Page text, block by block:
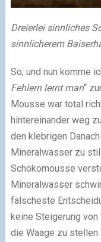
Dreierlei sinnliches
sinnlicherem
So, und nun komme
Fehlern lernt man“
Mousse war total
hintereinander weg
den klebrigen
Mineralwasser zu
Schokomousse
Mineralwasser
falscheste
keine Steigerung
die Waage zu